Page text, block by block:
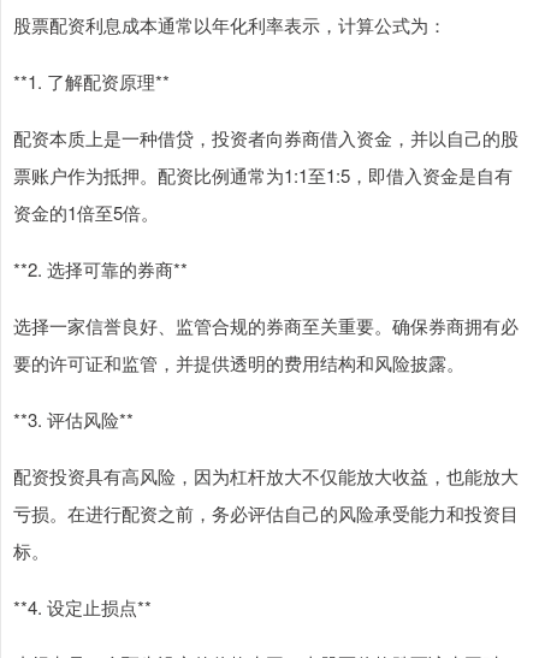
股票配资利息成本通常以年化利率表示，计算公式为：
**1. 了解配资原理**
配资本质上是一种借贷，投资者向券商借入资金，并以自己的股
票账户作为抵押。配资比例通常为1:1至1:5，即借入资金是自有
资金的1倍至5倍。
**2. 选择可靠的券商**
选择一家信誉良好、监管合规的券商至关重要。确保券商拥有必
要的许可证和监管，并提供透明的费用结构和风险披露。
**3. 评估风险**
配资投资具有高风险，因为杠杆放大不仅能放大收益，也能放大
亏损。在进行配资之前，务必评估自己的风险承受能力和投资目
标。
**4. 设定止损点**